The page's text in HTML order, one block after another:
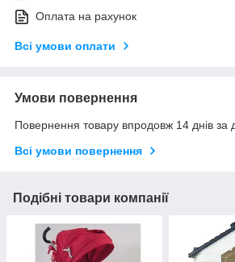
Оплата на рахунок
Всі умови оплати
Умови повернення
Повернення товару впродовж 14 днів за
Всі умови повернення
Подібні товари компанії